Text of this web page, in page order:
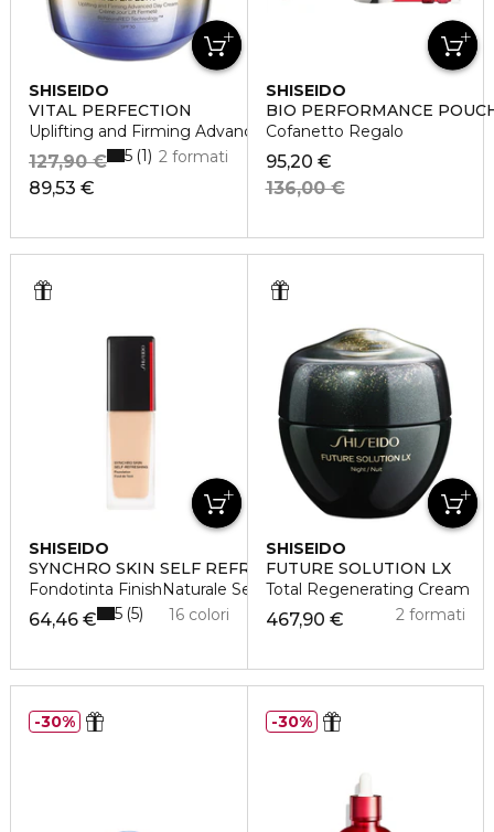
SHISEIDO
VITAL PERFECTION
Uplifting and Firming Advanced Day Cream SPF30
89,53 €
127,90 € 2 formati
5 1
SHISEIDO
BIO PERFORMANCE
Cofanetto Regalo
95,20 €
136,00 €
SHISEIDO
SYNCHRO SKIN SELF REFRESHING FOUNDATION
Fondotinta FinishNaturale Semi- Matte
64,46 € 16 colori
5 5
SHISEIDO
FUTURE SOLUTION LX
Total Regenerating Cream
467,90 € 2 formati
30% 30%